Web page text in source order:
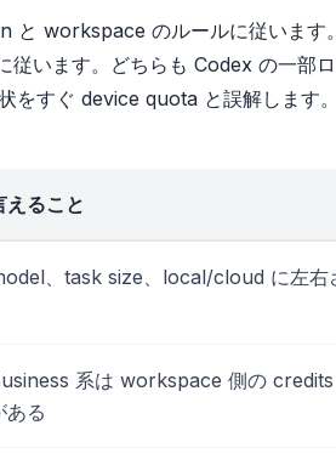
と workspace のルールに従いま
います。どちらも Codex の一部
をすぐ device quota と誤解します。
えること
、task size、local/cloud に左右
系は workspace 側の credits
ある